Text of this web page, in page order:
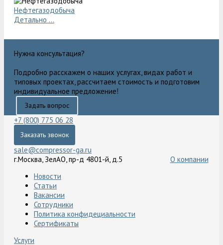
Нефтегазодобыча
Детально ...
Нужна консультация?
Подробно расскажем о наших услугах, видах работ и
типовых проектах, рассчитаем стоимость и подготовим
индивидуальное предложение!
Задать вопрос
+7 (800) 775 06 28
Заказать звонок
sale@compressor-ga.ru
г.Москва, ЗелАО, пр-д 4801-й, д.5
О компании
Новости
Статьи
Вакансии
Сотрудники
Политика конфидециальности
Сертификаты
Услуги